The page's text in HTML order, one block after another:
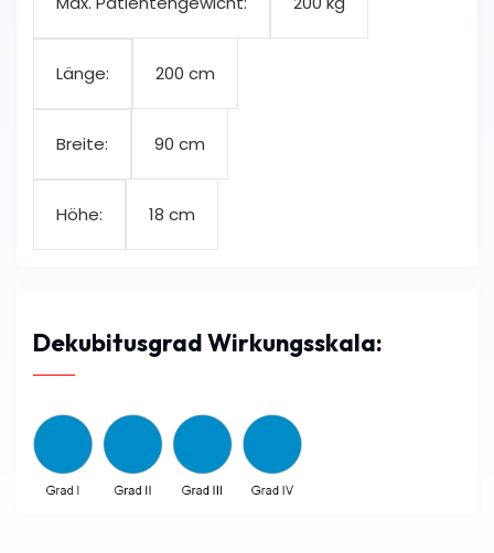
Länge: 200 cm
Breite: 90 cm
Höhe: 18 cm
Dekubitusgrad Wirkungsskala: